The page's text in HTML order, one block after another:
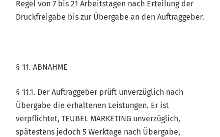
Regel von 7 bis 21 Arbeitstagen nach Erteilung der
Druckfreigabe bis zur Übergabe an den Auftraggeber.
§ 11. ABNAHME
§ 11.1. Der Auftraggeber prüft unverzüglich nach
Übergabe die erhaltenen Leistungen. Er ist
verpflichtet, TEUBEL MARKETING unverzüglich,
spätestens jedoch 5 Werktage nach Übergabe,